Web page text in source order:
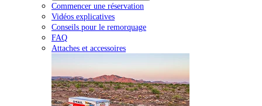
Commencer une réservation
Vidéos explicatives
Conseils pour le remorquage
FAQ
Attaches et accessoires